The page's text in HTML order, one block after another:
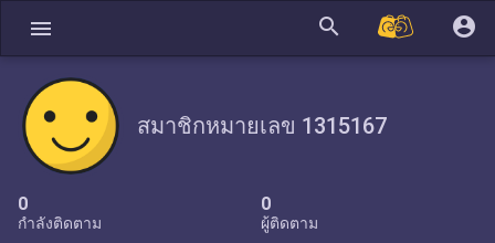
menu search account_circle
สมาชิกหมายเลข 1315167
0
กำลังติดตาม
0
ผู้ติดตาม